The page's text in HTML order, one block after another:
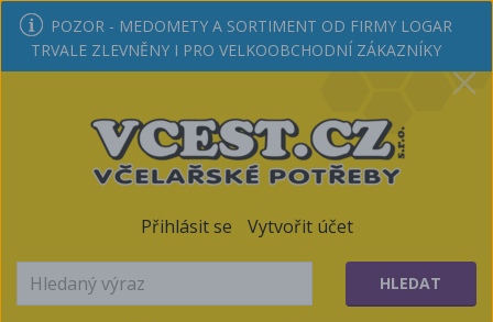
POZOR - MEDOMETY A SORTIMENT OD FIRMY LOGAR
TRVALE ZLEVNĚNY I PRO VELKOOBCHODNÍ ZÁKAZNÍKY
Přihlásit se Vytvořit účet
HLEDAT